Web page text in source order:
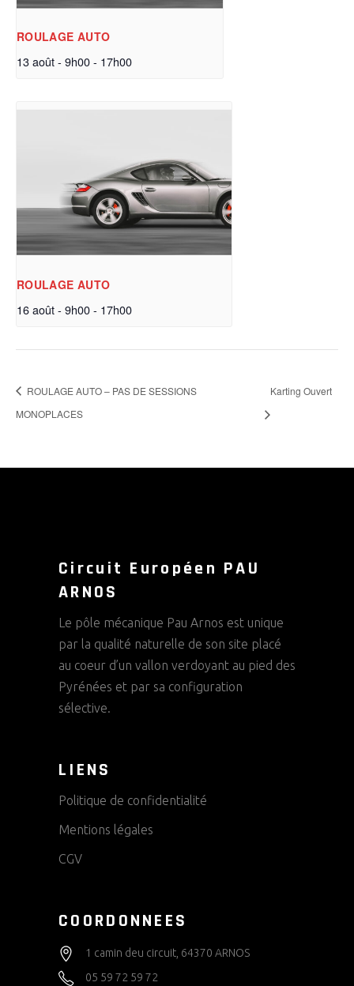
ROULAGE AUTO
13 août - 9h00- 17h00
ROULAGE AUTO
16 août - 9h00- 17h00
ROULAGE AUTO – PAS DE SESSIONS
MONOPLACES
Karting Ouvert
Circuit Européen PAU
ARNOS
Le pôle mécanique Pau Arnos est unique
par la qualité naturelle de son site placé
au coeur d’un vallon verdoyant au pied des
Pyrénées et par sa configuration
sélective.
LIENS
Politique de confidentialité
Mentions légales
CGV
COORDONNEES
1 camin deu circuit, 64370 ARNOS
05 59 72 59 72